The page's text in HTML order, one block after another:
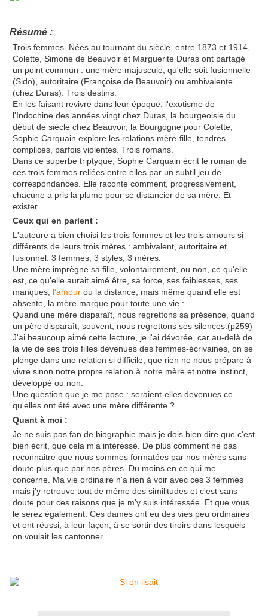
Résumé :
Trois femmes. Nées au tournant du siècle, entre 1873 et 1914,
Colette, Simone de Beauvoir et Marguerite Duras ont partagé
un point commun : une mère majuscule, qu'elle soit fusionnelle
(Sido), autoritaire (Françoise de Beauvoir) ou ambivalente
(chez Duras). Trois destins.
En les faisant revivre dans leur époque, l'exotisme de
l'Indochine des années vingt chez Duras, la bourgeoisie du
début de siècle chez Beauvoir, la Bourgogne pour Colette,
Sophie Carquain explore les relations mère-fille, tendres,
complices, parfois violentes. Trois romans.
Dans ce superbe triptyque, Sophie Carquain écrit le roman de
ces trois femmes reliées entre elles par un subtil jeu de
correspondances. Elle raconte comment, progressivement,
chacune a pris la plume pour se distancier de sa mère. Et
exister.
Ceux qui en parlent :
L'auteure a bien choisi les trois femmes et les trois amours si
différents de leurs trois mères : ambivalent, autoritaire et
fusionnel. 3 femmes, 3 styles, 3 mères.
Une mère imprègne sa fille, volontairement, ou non, ce qu'elle
est, ce qu'elle aurait aimé être, sa force, ses faiblesses, ses
manques, l'amour ou la distance, mais même quand elle est
absente, la mère marque pour toute une vie :
Quand une mère disparaît, nous regrettons sa présence, quand
un père disparaît, souvent, nous regrettons ses silences.(p259)
J'ai beaucoup aimé cette lecture, je l'ai dévorée, car au-delà de
la vie de ses trois filles devenues des femmes-écrivaines, on se
plonge dans une relation si difficile, que rien ne nous prépare à
vivre sinon notre propre relation à notre mère et notre instinct,
développé ou non.
Une question que je me pose : seraient-elles devenues ce
qu'elles ont été avec une mère différente ?
Quant à moi :
Je ne suis pas fan de biographie mais je dois bien dire que c'est
bien écrit, que cela m'a intéressé. De plus comment ne pas
reconnaitre que nous sommes formatées par nos mères sans
doute plus que par nos pères. Du moins en ce qui me
concerne. Ma vie ordinaire n'a rien à voir avec ces 3 femmes
mais j'y retrouve tout de même des similitudes et c'est sans
doute pour ces raisons que je m'y suis intéressée. Et que vous
le serez également. Ces dames ont eu des vies peu ordinaires
et ont réussi, à leur façon, à se sortir des tiroirs dans lesquels
on voulait les cantonner.